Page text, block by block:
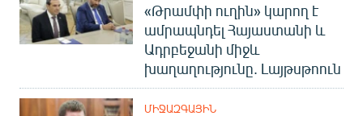
«Թրամփի ուղին» կարող է
ամրապնդել Հայաստանի և
Ադրբեջանի միջև
խաղաղությունը. Լայթսթոուն
ՄԻՋԱԶԳԱՅԻՆ